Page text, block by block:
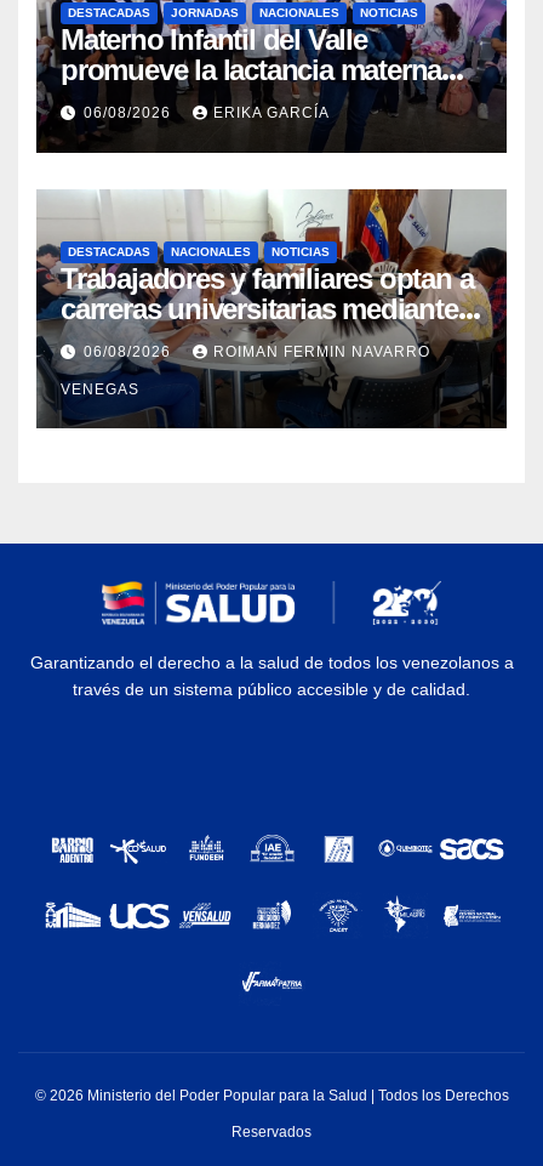
DESTACADAS JORNADAS NACIONALES NOTICIAS
Materno Infantil del Valle
promueve la lactancia materna
como un inicio sostenible para la
vida
06/08/2026 ERIKA GARCÍA
DESTACADAS NACIONALES NOTICIAS
Trabajadores y familiares optan a
carreras universitarias mediante
convenio entre MinSalud y la
UCV
06/08/2026 ROIMAN FERMIN NAVARRO
VENEGAS
Garantizando el derecho a la salud de todos los venezolanos a
través de un sistema público accesible y de calidad.
© 2026 Ministerio del Poder Popular para la Salud | Todos los Derechos
Reservados